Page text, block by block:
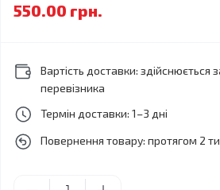
550.00 грн.
Вартість доставки: здійснюється
перевізника
Термін доставки: 1–3 дні
Повернення товару: протягом 2